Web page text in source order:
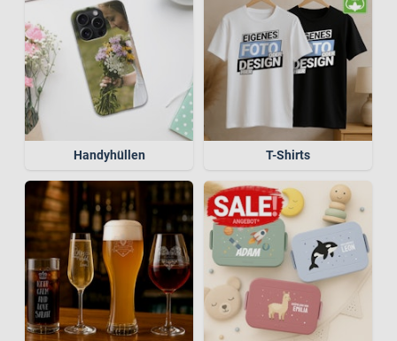
Handyhüllen T-Shirts